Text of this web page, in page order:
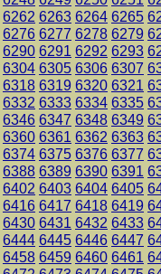
6262 6263 6264 6265
6276 6277 6278 6279
6290 6291 6292 6293
6304 6305 6306 6307
6318 6319 6320 6321
6332 6333 6334 6335
6346 6347 6348 6349
6360 6361 6362 6363
6374 6375 6376 6377
6388 6389 6390 6391
6402 6403 6404 6405
6416 6417 6418 6419
6430 6431 6432 6433
6444 6445 6446 6447
6458 6459 6460 6461